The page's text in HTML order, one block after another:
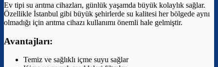
Ev tipi su arıtma cihazları, günlük yaşamda büyük kolaylık sağlar.
Özellikle İstanbul gibi büyük şehirlerde su kalitesi her bölgede aynı
olmadığı için arıtma cihazı kullanımı önemli hale gelmiştir.
Avantajları:
Temiz ve sağlıklı içme suyu sağlar